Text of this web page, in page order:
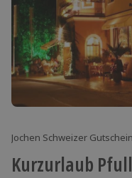
Jochen Schweizer Gutschein
Kurzurlaub